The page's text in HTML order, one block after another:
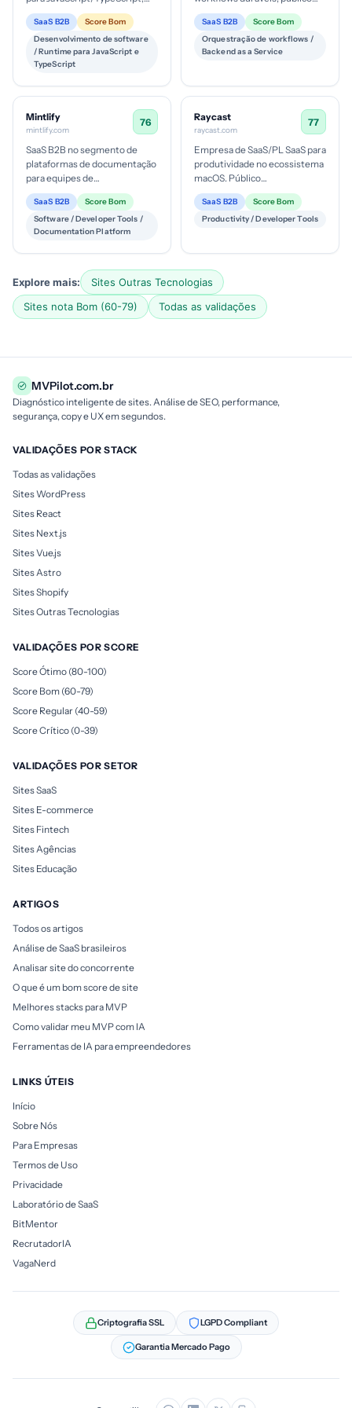
público técnico; modelo de
negócio baseado em
suporte/ent...
SaaS B2B
Score Bom
Desenvolvimento de software
/ Runtime para JavaScript e
TypeScript
técnico; estágio maduro de
digitalização com clientes de
grande p...
SaaS B2B
Score Bom
Orquestração de workflows /
Backend as a Service
Mintlify
mintlify.com
76
SaaS B2B no segmento de
plataformas de documentação
para equipes de
desenvolvimento; foco em IA
integrada; estágio de
maturidade digital ...
SaaS B2B
Score Bom
Software / Developer Tools /
Documentation Platform
Raycast
raycast.com
77
Empresa de SaaS/PL SaaS para
produtividade no ecossistema
macOS. Público
corporativo/indivíduos com
alto uso de atalhos e
automação. Tick...
SaaS B2B
Score Bom
Productivity / Developer Tools
Explore mais:
Sites Outras Tecnologias
Sites nota Bom (60-79)
Todas as validações
MVPilot.com.br
Diagnóstico inteligente de sites. Análise de SEO, performance,
segurança, copy e UX em segundos.
VALIDAÇÕES POR STACK
Todas as validações
Sites WordPress
Sites React
Sites Next.js
Sites Vue.js
Sites Astro
Sites Shopify
Sites Outras Tecnologias
VALIDAÇÕES POR SCORE
Score Ótimo (80-100)
Score Bom (60-79)
Score Regular (40-59)
Score Crítico (0-39)
VALIDAÇÕES POR SETOR
Sites SaaS
Sites E-commerce
Sites Fintech
Sites Agências
Sites Educação
ARTIGOS
Todos os artigos
Análise de SaaS brasileiros
Analisar site do concorrente
O que é um bom score de site
Melhores stacks para MVP
Como validar meu MVP com IA
Ferramentas de IA para empreendedores
LINKS ÚTEIS
Início
Sobre Nós
Para Empresas
Termos de Uso
Privacidade
Laboratório de SaaS
BitMentor
RecrutadorIA
VagaNerd
Criptografia SSL LGPD Compliant
Garantia Mercado Pago